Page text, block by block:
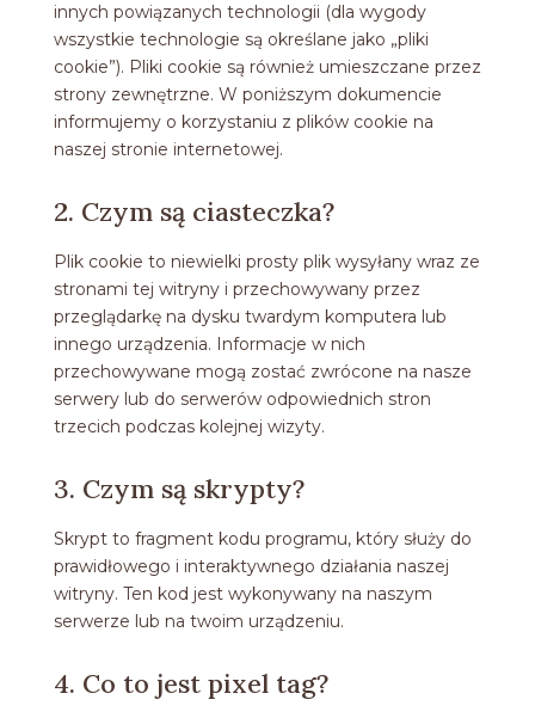
innych powiązanych technologii (dla wygody
wszystkie technologie są określane jako „pliki
cookie”). Pliki cookie są również umieszczane przez
strony zewnętrzne. W poniższym dokumencie
informujemy o korzystaniu z plików cookie na
naszej stronie internetowej.
2. Czym są ciasteczka?
Plik cookie to niewielki prosty plik wysyłany wraz ze
stronami tej witryny i przechowywany przez
przeglądarkę na dysku twardym komputera lub
innego urządzenia. Informacje w nich
przechowywane mogą zostać zwrócone na nasze
serwery lub do serwerów odpowiednich stron
trzecich podczas kolejnej wizyty.
3. Czym są skrypty?
Skrypt to fragment kodu programu, który służy do
prawidłowego i interaktywnego działania naszej
witryny. Ten kod jest wykonywany na naszym
serwerze lub na twoim urządzeniu.
4. Co to jest pixel tag?